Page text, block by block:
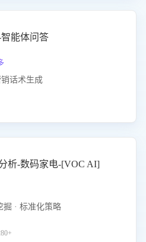
能体问答
话术生成
析-数码家电-[VOC AI]
掘 · 标准化策略